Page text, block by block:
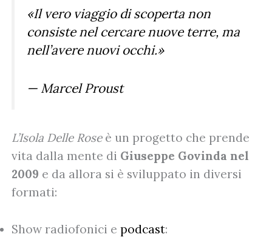
«Il vero viaggio di scoperta non
consiste nel cercare nuove terre, ma
nell’avere nuovi occhi.»
— Marcel Proust
L’Isola Delle Roseè un progetto che prende
vita dalla mente di Giuseppe Govinda nel
2009 e da allora si è sviluppato in diversi
formati:
Show radiofonici e podcast: